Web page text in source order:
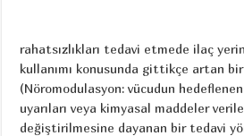
rahatsızlıkları tedavi etmede ilaç
kullanımı konusunda gittikçe artan
(Nöromodulasyon: vücudun
uyarıları veya kimyasal maddeler
değiştirilmesine dayanan bir tedavi